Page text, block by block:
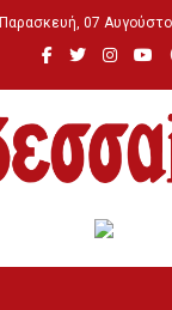
Παρασκευή, 07